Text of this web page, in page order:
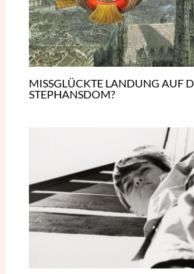
MISSGLÜCKTE LANDUNG AUF
STEPHANSDOM?